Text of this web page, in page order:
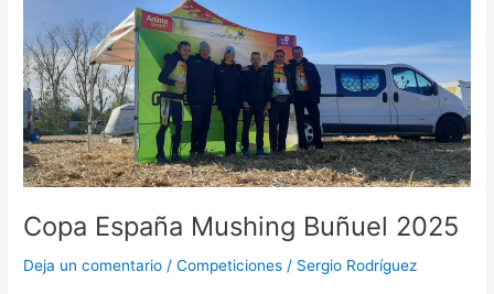
Copa España Mushing Buñuel 2025
Deja un comentario /Competiciones / Sergio Rodríguez
Mushing
Buñuel
2025